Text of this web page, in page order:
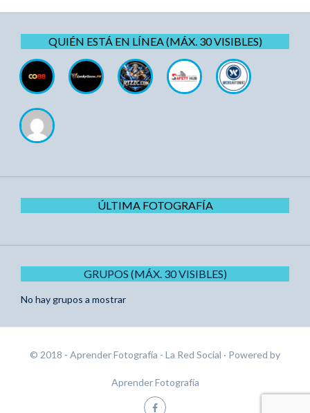
QUIÉN ESTÁ EN LÍNEA (MÁX. 30 VISIBLES)
ÚLTIMA FOTOGRAFÍA
GRUPOS (MÁX. 30 VISIBLES)
No hay grupos a mostrar
© 2018 - Aprender Fotografía - La Red Social · Powered by
Aprender Fotografía